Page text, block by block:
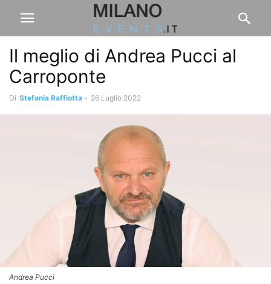
Il meglio di Andrea Pucci al
Carroponte
Di Stefania Raffiotta - 26 Luglio 2022
Andrea Pucci